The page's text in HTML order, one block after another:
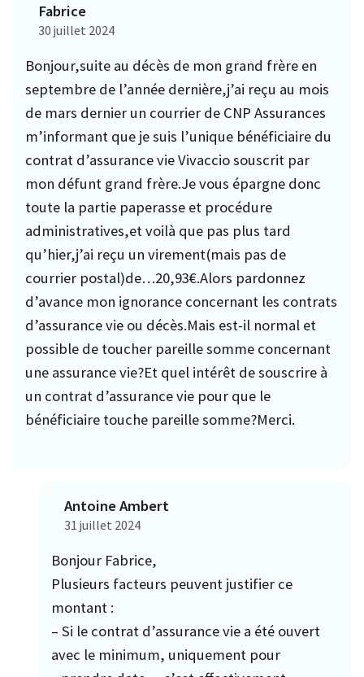
Fabrice
30 juillet 2024
Bonjour,suite au décès de mon grand frère en
septembre de l’année dernière,j’ai reçu au mois
de mars dernier un courrier de CNP Assurances
m’informant que je suis l’unique bénéficiaire du
contrat d’assurance vie Vivaccio souscrit par
mon défunt grand frère.Je vous épargne donc
toute la partie paperasse et procédure
administratives,et voilà que pas plus tard
qu’hier,j’ai reçu un virement(mais pas de
courrier postal)de…20,93€.Alors pardonnez
d’avance mon ignorance concernant les contrats
d’assurance vie ou décès.Mais est-il normal et
possible de toucher pareille somme concernant
une assurance vie?Et quel intérêt de souscrire à
un contrat d’assurance vie pour que le
bénéficiaire touche pareille somme?Merci.
Antoine Ambert
31 juillet 2024
Bonjour Fabrice,
Plusieurs facteurs peuvent justifier ce
montant :
– Si le contrat d’assurance vie a été ouvert
avec le minimum, uniquement pour